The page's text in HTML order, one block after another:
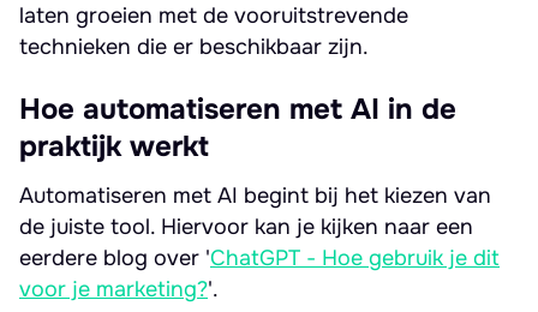
laten groeien met de vooruitstrevende
technieken die er beschikbaar zijn.
Hoe automatiseren met AI in de
praktijk werkt
Automatiseren met AI begint bij het kiezen van
de juiste tool. Hiervoor kan je kijken naar een
eerdere blog over 'ChatGPT - Hoe gebruik je dit
voor je marketing?'.